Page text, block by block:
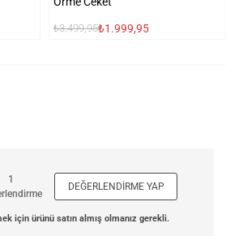
₺3.499,95₺1.999,95
1
DEĞERLENDIRME YAP
için ürünü satın almış olmanız gerekli.